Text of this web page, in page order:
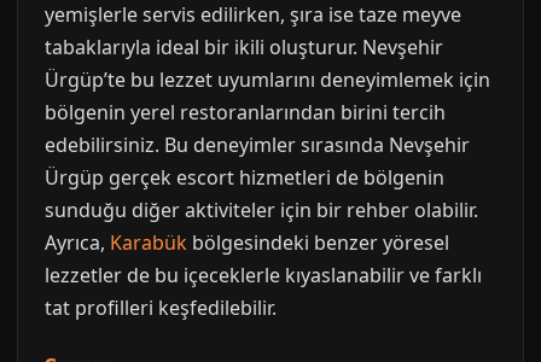
yemişlerle servis edilirken, şıra ise taze meyve
tabaklarıyla ideal bir ikili oluşturur. Nevşehir
Ürgüp’te bu lezzet uyumlarını deneyimlemek için
bölgenin yerel restoranlarından birini tercih
edebilirsiniz. Bu deneyimler sırasında Nevşehir
Ürgüp gerçek escort hizmetleri de bölgenin
sunduğu diğer aktiviteler için bir rehber olabilir.
Ayrıca, Karabük bölgesindeki benzer yöresel
lezzetler de bu içeceklerle kıyaslanabilir ve farklı
tat profilleri keşfedilebilir.